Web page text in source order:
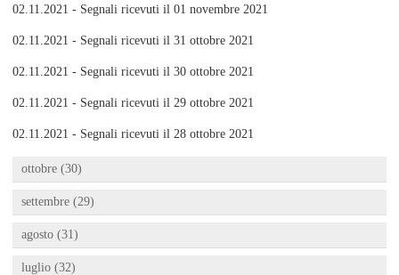
02.11.2021 - Segnali ricevuti il 01 novembre 2021
02.11.2021 - Segnali ricevuti il 31 ottobre 2021
02.11.2021 - Segnali ricevuti il 30 ottobre 2021
02.11.2021 - Segnali ricevuti il 29 ottobre 2021
02.11.2021 - Segnali ricevuti il 28 ottobre 2021
ottobre (30)
settembre (29)
agosto (31)
luglio (32)